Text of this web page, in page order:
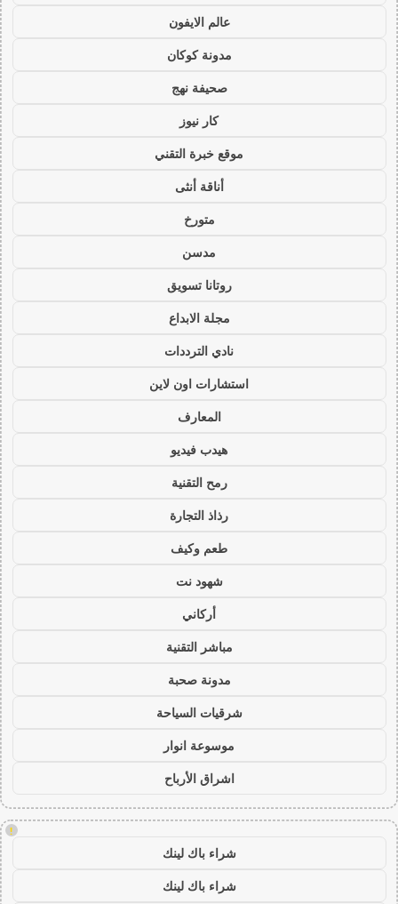
عالم الايفون
مدونة كوكان
صحيفة نهج
كار نيوز
موقع خبرة التقني
أناقة أنثى
متورخ
مدسن
روتانا تسويق
مجلة الابداع
نادي الترددات
استشارات اون لاين
المعارف
هيدب فيديو
رمح التقنية
رذاذ التجارة
طعم وكيف
شهود نت
أركاني
مباشر التقنية
مدونة صحبة
شرقيات السياحة
موسوعة انوار
اشراق الأرباح
!
شراء باك لينك
شراء باك لينك